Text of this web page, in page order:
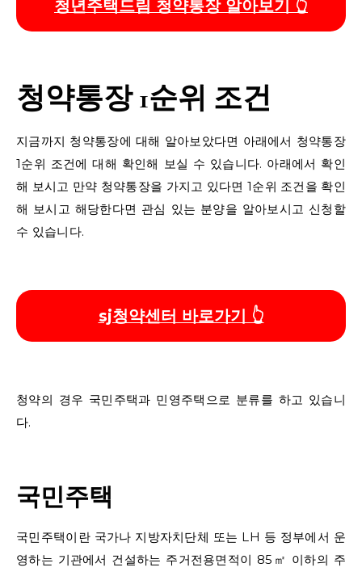
청년주택드림 청약통장 알아보기 👆
청약통장 1순위 조건
지금까지 청약통장에 대해 알아보았다면 아래에서 청약통장
1순위 조건에 대해 확인해 보실 수 있습니다. 아래에서 확인
해 보시고 만약 청약통장을 가지고 있다면 1순위 조건을 확인
해 보시고 해당한다면 관심 있는 분양을 알아보시고 신청할
수 있습니다.
sj청약센터 바로가기 👆
청약의 경우 국민주택과 민영주택으로 분류를 하고 있습니
다.
국민주택
국민주택이란 국가나 지방자치단체 또는 LH 등 정부에서 운
영하는 기관에서 건설하는 주거전용면적이 85㎡ 이하의 주